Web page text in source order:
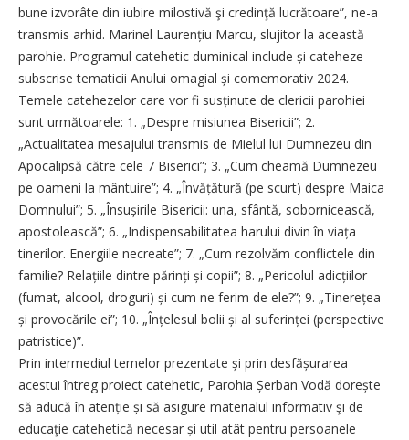
bune izvorâte din iubire milostivă şi credinţă lucrătoare”, ne-a
transmis arhid. Marinel Laurențiu Marcu, slujitor la această
parohie. Programul catehetic duminical include și cateheze
subscrise tematicii Anului omagial și comemorativ 2024.
Temele catehezelor care vor fi susținute de clericii parohiei
sunt următoarele: 1. „Despre misiunea Bisericii”; 2.
„Actualitatea mesajului transmis de Mielul lui Dumnezeu din
Apocalipsă către cele 7 Biserici”; 3. „Cum cheamă Dumnezeu
pe oameni la mântuire”; 4. „Învățătură (pe scurt) despre Maica
Domnului”; 5. „Însușirile Bisericii: una, sfântă, sobornicească,
apostolească”; 6. „Indispensabilitatea harului divin în viața
tinerilor. Energiile necreate”; 7. „Cum rezolvăm conflictele din
familie? Relațiile dintre părinți și copii”; 8. „Pericolul adicțiilor
(fumat, alcool, droguri) și cum ne ferim de ele?”; 9. „Tinerețea
și provocările ei”; 10. „Înțelesul bolii și al suferinței (perspective
patristice)”.
Prin intermediul temelor prezentate și prin desfășurarea
acestui întreg proiect catehetic, Parohia Șer­ban Vodă dorește
să aducă în atenție și să asigure materialul informativ şi de
educaţie catehetică necesar și util atât pentru persoanele